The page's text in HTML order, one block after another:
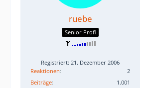
ruebe
Senior Profi
Registriert: 21. Dezember 2006
Reaktionen
2
Beiträge
1.001